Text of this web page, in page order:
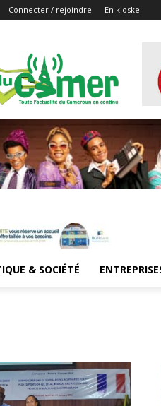
Connecter / rejoindre En kioske !
& SOCIÉTÉ